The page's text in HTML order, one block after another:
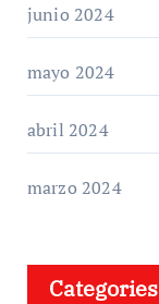
junio 2024
mayo 2024
abril 2024
marzo 2024
Categories